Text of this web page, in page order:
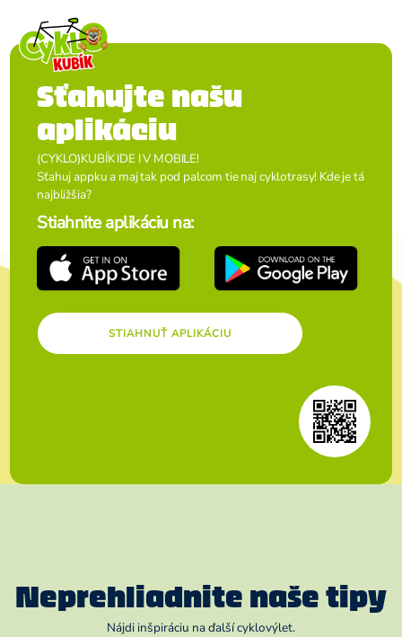
Sťahujte našu
aplikáciu
(CYKLO)KUBÍK IDE I V MOBILE!
Sťahuj appku a maj tak pod palcom tie naj cyklotrasy! Kde je tá
najbližšia?
Stiahnite aplikáciu na:
STIAHNUŤ APLIKÁCIU
Neprehliadnite naše tipy
Nájdi inšpiráciu na ďalší cyklovýlet.